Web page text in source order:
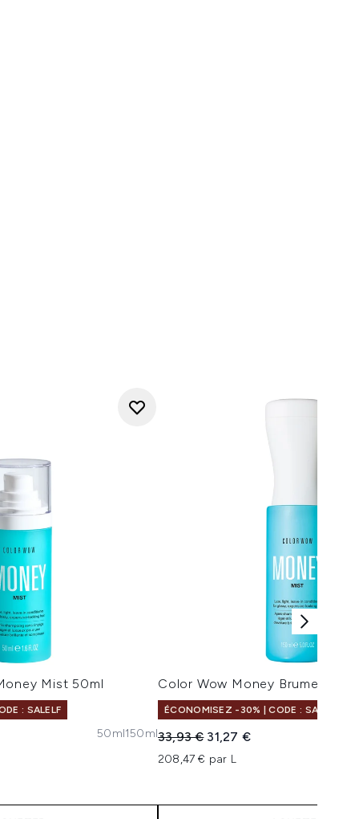
Mist 50ml
: SALELF
50ml150ml
Color Wow Money Brume 150
ÉCONOMISEZ -30% | CODE : SALELF
Prix de vente :
33,93 € Prix ​​actuel :
31,27 €
208,47 € par L